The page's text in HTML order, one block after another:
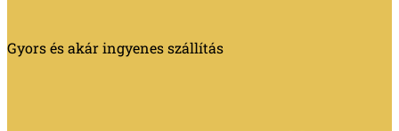
Gyors és akár ingyenes szállítás